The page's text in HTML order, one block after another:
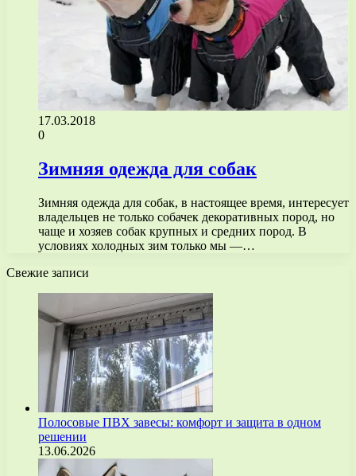
17.03.2018
0
Зимняя одежда для собак
Зимняя одежда для собак, в настоящее время, интересует
владельцев не только собачек декоративных пород, но
чаще и хозяев собак крупных и средних пород. В
условиях холодных зим только мы —…
Свежие записи
Полосовые ПВХ завесы: комфорт и защита в одном
решении
13.06.2026